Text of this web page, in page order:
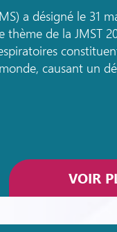
a désigné le 31
de la JMST
causant un
VOIR